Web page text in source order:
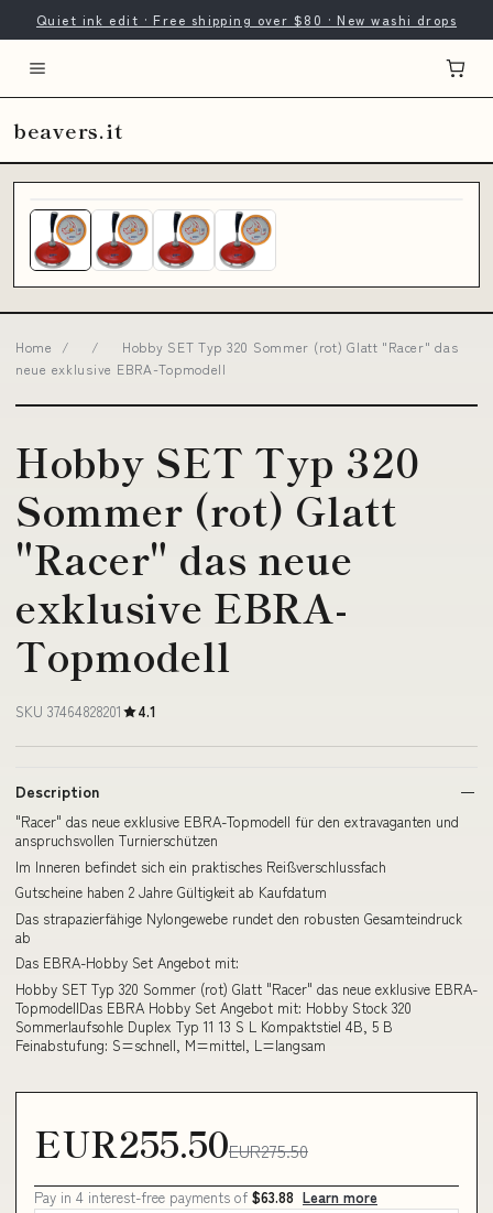
Quiet ink edit · Free shipping over $80 · New washi drops
beavers.it
Home / /
Hobby SET Typ 320 Sommer (rot) Glatt "Racer" das
neue exklusive EBRA-Topmodell
Hobby SET Typ 320
Sommer (rot) Glatt
"Racer" das neue
exklusive EBRA-
Topmodell
SKU 37464828201 4.1
Description
"Racer" das neue exklusive EBRA-Topmodell für den extravaganten und
anspruchsvollen Turnierschützen
Im Inneren befindet sich ein praktisches Reißverschlussfach
Gutscheine haben 2 Jahre Gültigkeit ab Kaufdatum
Das strapazierfähige Nylongewebe rundet den robusten Gesamteindruck
ab
Das EBRA-Hobby Set Angebot mit:
Hobby SET Typ 320 Sommer (rot) Glatt "Racer" das neue exklusive EBRA-
TopmodellDas EBRA Hobby Set Angebot mit: Hobby Stock 320
Sommerlaufsohle Duplex Typ 11 13 S L Kompaktstiel 4B, 5 B
Feinabstufung: S=schnell, M=mittel, L=langsam
EUR255.50EUR275.50
Pay in 4 interest-free payments of $63.88 Learn more